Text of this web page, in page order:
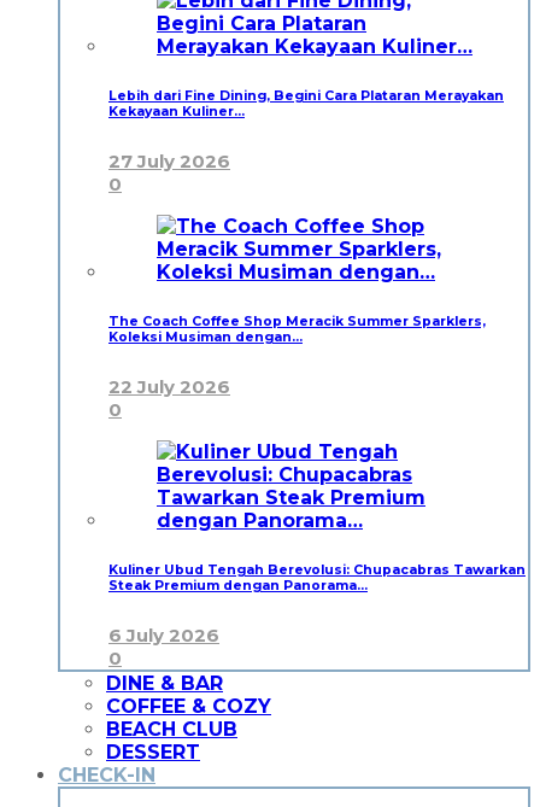
Lebih dari Fine Dining, Begini Cara Plataran Merayakan
Kekayaan Kuliner…
27 July 2026
0
The Coach Coffee Shop Meracik Summer Sparklers,
Koleksi Musiman dengan…
22 July 2026
0
Kuliner Ubud Tengah Berevolusi: Chupacabras Tawarkan
Steak Premium dengan Panorama…
6 July 2026
0
DINE & BAR
COFFEE & COZY
BEACH CLUB
DESSERT
CHECK-IN